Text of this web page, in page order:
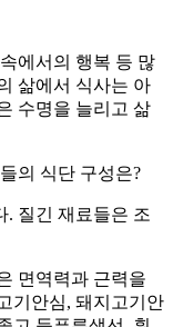
에서의 행복 등 많
삶에서 식사는 아
수명을 늘리고 삶
의 식단 구성은?
. 질긴 재료들은 조
면역력과 근력을
기안심, 돼지고기안